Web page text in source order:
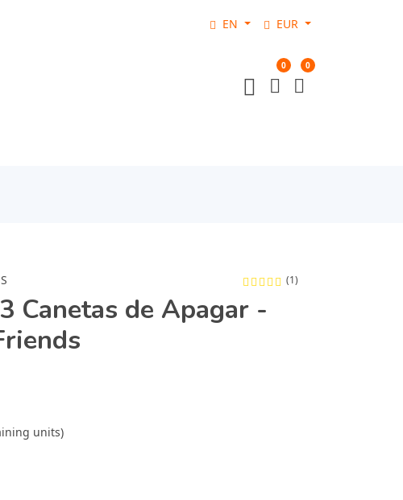
EN EUR
0 0
(1)
Canetas de Apagar -
units)